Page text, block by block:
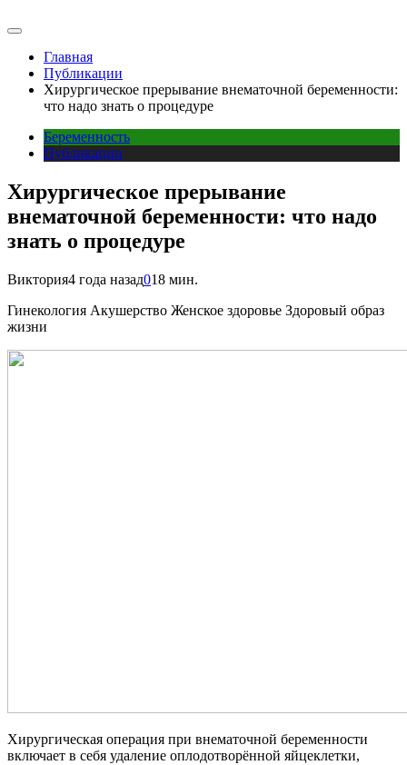
Главная
Публикации
Хирургическое прерывание внематочной беременности:
что надо знать о процедуре
Беременность
Публикации
Хирургическое прерывание
внематочной беременности: что надо
знать о процедуре
Виктория4 года назад018 мин.
Гинекология Акушерство Женское здоровье Здоровый образ
жизни
Хирургическая операция при внематочной беременности
включает в себя удаление оплодотворённой яйцеклетки,